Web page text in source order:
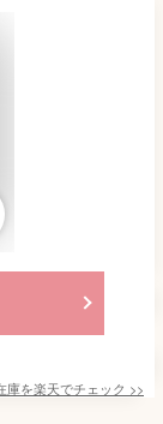
庫を楽天でチェック >>